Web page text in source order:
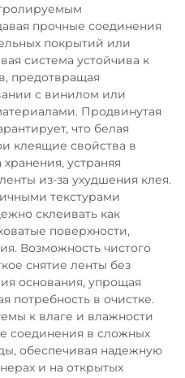
прочные соединения
покрытий или
система устойчива к
предотвращая
с винилом или
Продвинутая
что белая
клеящие свойства в
устраняя
из-за ухудшения клея.
текстурами
склеивать как
поверхности,
Возможность чистого
снятие ленты без
основания, упрощая
потребность в очистке.
к влаге и влажности
соединения в сложных
обеспечивая надежную
и на открытых